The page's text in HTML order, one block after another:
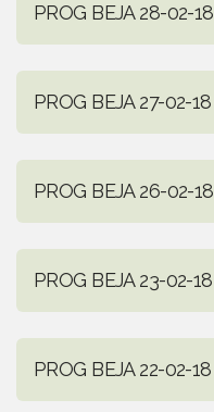
PROG BEJA 28-02-18
PROG BEJA 27-02-18
PROG BEJA 26-02-18
PROG BEJA 23-02-18
PROG BEJA 22-02-18